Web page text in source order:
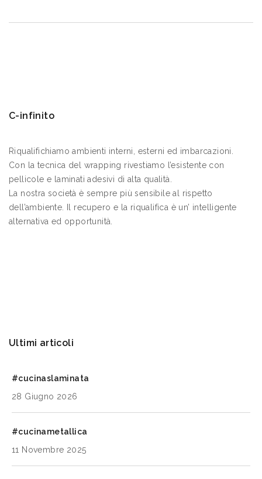
C-infinito
Riqualifichiamo ambienti interni, esterni ed imbarcazioni.
Con la tecnica del wrapping rivestiamo l’esistente con
pellicole e laminati adesivi di alta qualità.
La nostra società è sempre più sensibile al rispetto
dell’ambiente. Il recupero e la riqualifica è un’ intelligente
alternativa ed opportunità.
Ultimi articoli
#cucinaslaminata
28 Giugno 2026
#cucinametallica
11 Novembre 2025